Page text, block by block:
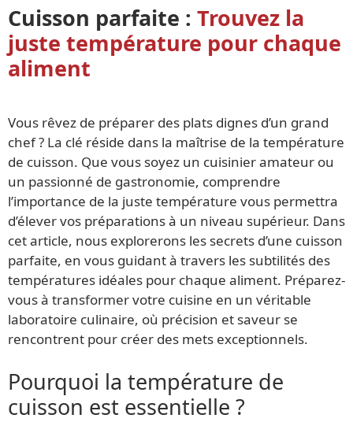
Cuisson parfaite : Trouvez la
juste température pour chaque
aliment
Vous rêvez de préparer des plats dignes d’un grand
chef ? La clé réside dans la maîtrise de la température
de cuisson. Que vous soyez un cuisinier amateur ou
un passionné de gastronomie, comprendre
l’importance de la juste température vous permettra
d’élever vos préparations à un niveau supérieur. Dans
cet article, nous explorerons les secrets d’une cuisson
parfaite, en vous guidant à travers les subtilités des
températures idéales pour chaque aliment. Préparez-
vous à transformer votre cuisine en un véritable
laboratoire culinaire, où précision et saveur se
rencontrent pour créer des mets exceptionnels.
Pourquoi la température de
cuisson est essentielle ?